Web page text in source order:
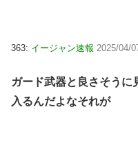
363: イージャン速報 2025/04/
ガード武器と良さそうに
入るんだよなそれが